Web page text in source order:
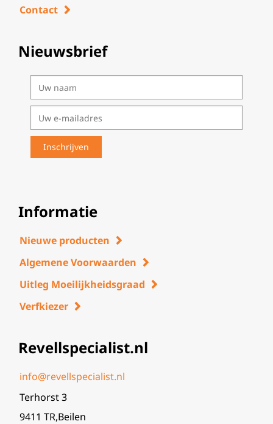
Contact
Nieuwsbrief
Informatie
Nieuwe producten
Algemene Voorwaarden
Uitleg Moeilijkheidsgraad
Verfkiezer
Revellspecialist.nl
info@revellspecialist.nl
Terhorst 3
9411 TR,Beilen